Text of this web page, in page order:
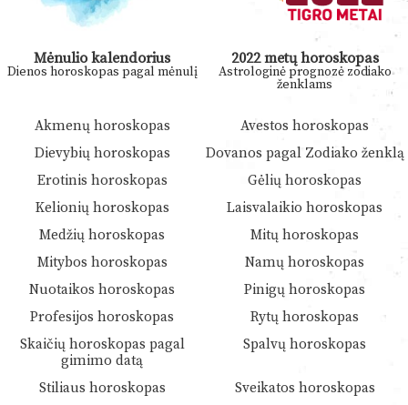
Mėnulio kalendorius
Dienos horoskopas pagal mėnulį
2022 metų horoskopas
Astrologinė prognozė zodiako
ženklams
Akmenų horoskopas
Avestos horoskopas
Dievybių horoskopas
Dovanos pagal Zodiako ženklą
Erotinis horoskopas
Gėlių horoskopas
Kelionių horoskopas
Laisvalaikio horoskopas
Medžių horoskopas
Mitų horoskopas
Mitybos horoskopas
Namų horoskopas
Nuotaikos horoskopas
Pinigų horoskopas
Profesijos horoskopas
Rytų horoskopas
Skaičių horoskopas pagal
gimimo datą
Spalvų horoskopas
Stiliaus horoskopas
Sveikatos horoskopas